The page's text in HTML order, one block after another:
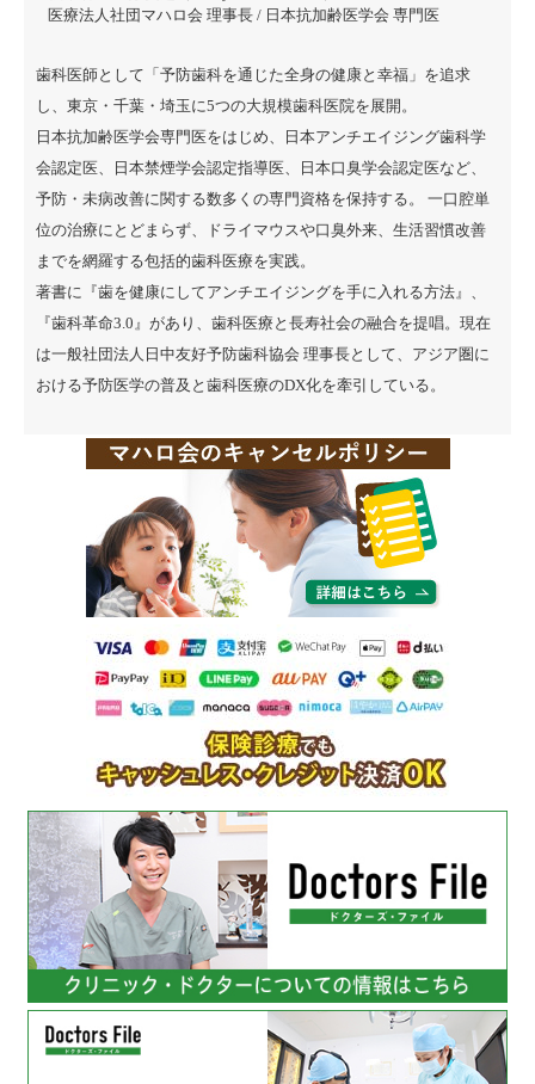
医療法人社団マハロ会 理事長 / 日本抗加齢医学会 専門医
歯科医師として「予防歯科を通じた全身の健康と幸福」を追求
し、東京・千葉・埼玉に5つの大規模歯科医院を展開。
日本抗加齢医学会専門医をはじめ、日本アンチエイジング歯科学
会認定医、日本禁煙学会認定指導医、日本口臭学会認定医など、
予防・未病改善に関する数多くの専門資格を保持する。 一口腔単
位の治療にとどまらず、ドライマウスや口臭外来、生活習慣改善
までを網羅する包括的歯科医療を実践。
著書に『歯を健康にしてアンチエイジングを手に入れる方法』、
『歯科革命3.0』があり、歯科医療と長寿社会の融合を提唱。現在
は一般社団法人日中友好予防歯科協会 理事長として、アジア圏に
おける予防医学の普及と歯科医療のDX化を牽引している。